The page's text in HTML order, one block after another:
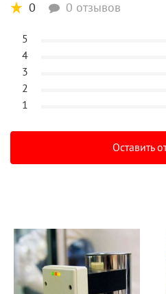
0 0 отзывов
5
4
3
2
1
Оставить